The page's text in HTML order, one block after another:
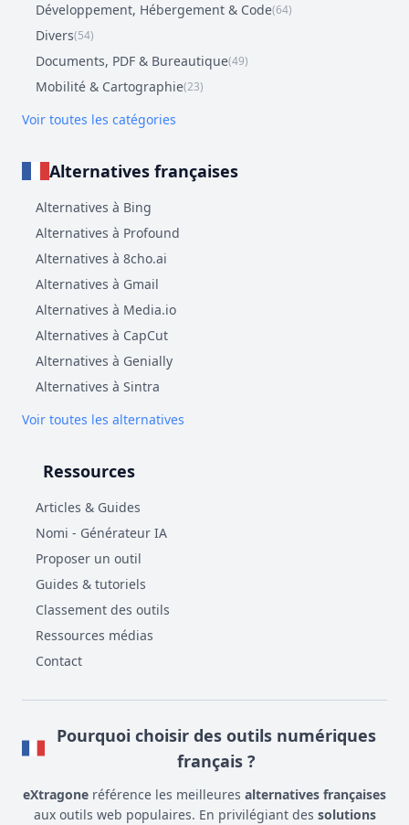
Développement, Hébergement & Code(64)
Divers(54)
Documents, PDF & Bureautique(49)
Mobilité & Cartographie(23)
Voir toutes les catégories
Alternatives françaises
Alternatives à Bing
Alternatives à Profound
Alternatives à 8cho.ai
Alternatives à Gmail
Alternatives à Media.io
Alternatives à CapCut
Alternatives à Genially
Alternatives à Sintra
Voir toutes les alternatives
Ressources
Articles & Guides
Nomi - Générateur IA
Proposer un outil
Guides & tutoriels
Classement des outils
Ressources médias
Contact
Pourquoi choisir des outils numériques
français ?
eXtragone référence les meilleures alternatives françaises
aux outils web populaires. En privilégiant des solutions